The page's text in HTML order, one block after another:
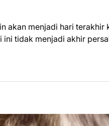
akan menjadi hari
ini tidak menjadi akhir